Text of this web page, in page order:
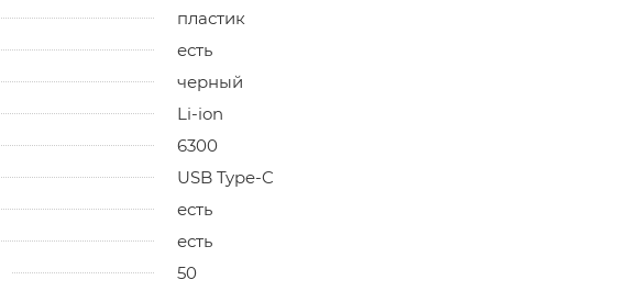
пластик
есть
черный
Li-ion
6300
USB Type-C
есть
есть
50